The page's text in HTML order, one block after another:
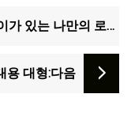
가 있는 나만의 로고
용 대형:다음